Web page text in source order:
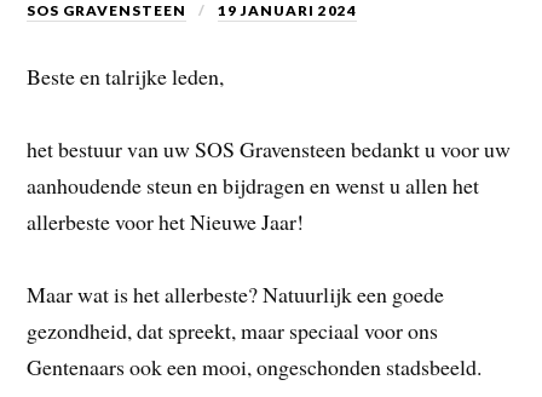
SOS GRAVENSTEEN 19 JANUARI 2024
Beste en talrijke leden,
het bestuur van uw SOS Gravensteen bedankt u voor uw
aanhoudende steun en bijdragen en wenst u allen het
allerbeste voor het Nieuwe Jaar!
Maar wat is het allerbeste? Natuurlijk een goede
gezondheid, dat spreekt, maar speciaal voor ons
Gentenaars ook een mooi, ongeschonden stadsbeeld.